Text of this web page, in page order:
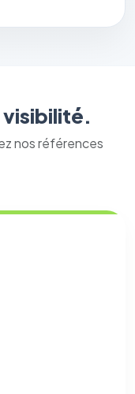
nos références